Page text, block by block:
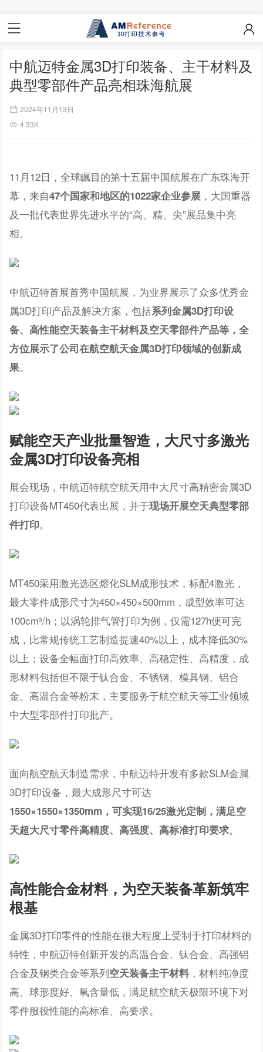
中航迈特金属3D打印装备、主干材料及
典型零部件产品亮相珠海航展
2024年11月13日
4.33K
11月12日，全球瞩目的第十五届中国航展在广东珠海开
幕，来自47个国家和地区的1022家企业参展 ，大国重器
及一批代表世界先进水平的“高、精、尖”展品集中亮
相。
中航迈特首展首秀中国航展，为业界展示了众多优秀金
属3D打印产品及解决方案，包括系列金属3D打印设
备、高性能空天装备主干材料及空天零部件产品等，全
方位展示了公司在航空航天金属3D打印领域的创新成
果。
赋能空天产业批量智造， 大尺寸多激光
金属3D打印设备亮相
展会现场，中航迈特航空航天用中大尺寸高精密金属3D
打印设备MT450代表出展，并于现场开展空天典型零部
件打印。
MT450采用激光选区熔化SLM成形技术，标配4激光，
最大零件成形尺寸为450×450×500mm，成型效率可达
100cm³/h；以涡轮排气管打印为例，仅需127h便可完
成，比常规传统工艺制造提速40%以上，成本降低30%
以上；设备全幅面打印高效率、高稳定性、高精度，成
形材料包括但不限于钛合金、不锈钢、模具钢、铝合
金、高温合金等粉末，主要服务于航空航天等工业领域
中大型零部件打印批产。
面向航空航天制造需求，中航迈特开发有多款SLM金属
3D打印设备，最大成形尺寸可达
1550×1550×1350mm，可实现16/25激光定制，满足空
天超大尺寸零件高精度、高强度、高标准打印要求。
高性能合金材料， 为空天装备革新筑牢
根基
金属3D打印零件的性能在很大程度上受制于打印材料的
特性，中航迈特创新开发的高温合金、钛合金、高强铝
合金及钢类合金等系列空天装备主干材料，材料纯净度
高、球形度好、氧含量低，满足航空航天极限环境下对
零件服役性能的高标准、高要求。